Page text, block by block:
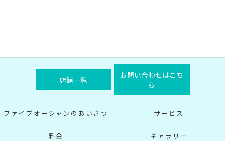
店舗一覧
お問い合わせはこち
ら
ファイブオーシャンのあいさつ サービス
料金 ギャラリー